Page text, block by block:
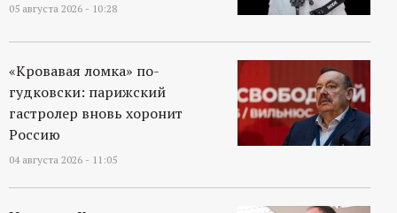
05 августа 2026 - 10:28
«Кровавая ломка» по-
гудковски: парижский
гастролер вновь хоронит
Россию
04 августа 2026 - 11:05